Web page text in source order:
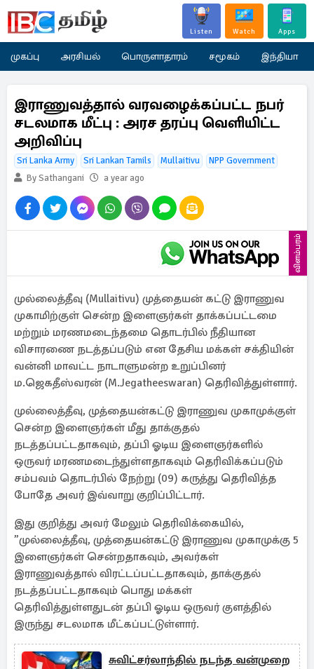
Listen Watch Apps
முகப்பு அரசியல் பொருளாதாரம் சமூகம் இந்தியா
இராணுவத்தால் வரவழைக்கப்பட்ட நபர்
சடலமாக மீட்பு : அரச தரப்பு வெளியிட்ட
அறிவிப்பு
Sri Lanka Army Sri Lankan Tamils Mullaitivu
NPP Government
By Sathangani
a year ago
விளம்பரம்
முல்லைத்தீவு (Mullaitivu) முத்தையன் கட்டு இராணுவ
முகாமிற்குள் சென்ற இளைஞர்கள் தாக்கப்பட்டமை
மற்றும் மரணமடைந்தமை தொடர்பில் நீதியான
விசாரணை நடத்தப்படும் என தேசிய மக்கள் சக்தியின்
வன்னி மாவட்ட நாடாளுமன்ற உறுப்பினர்
ம.ஜெகதீஸ்வரன் (M.Jegatheeswaran) தெரிவித்துள்ளார்.
முல்லைத்தீவு, முத்தையன்கட்டு இராணுவ முகாமுக்குள்
சென்ற இளைஞர்கள் மீது தாக்குதல்
நடத்தப்பட்டதாகவும், தப்பி ஓடிய இளைஞர்களில்
ஒருவர் மரணமடைந்துள்ளதாகவும் தெரிவிக்கப்படும்
சம்பவம் தொடர்பில் நேற்று (09) கருத்து தெரிவித்த
போதே அவர் இவ்வாறு குறிப்பிட்டார்.
இது குறித்து அவர் மேலும் தெரிவிக்கையில்,
”முல்லைத்தீவு, முத்தையன்கட்டு இராணுவ முகாமுக்கு 5
இளைஞர்கள் சென்றதாகவும், அவர்கள்
இராணுவத்தால் விரட்டப்பட்டதாகவும், தாக்குதல்
நடத்தப்பட்டதாகவும் பொது மக்கள்
தெரிவித்துள்ளதுடன் தப்பி ஓடிய ஒருவர் குளத்தில்
இருந்து சடலமாக மீட்கப்பட்டுள்ளார்.
சுவிட்சர்லாந்தில் நடந்த வன்முறை